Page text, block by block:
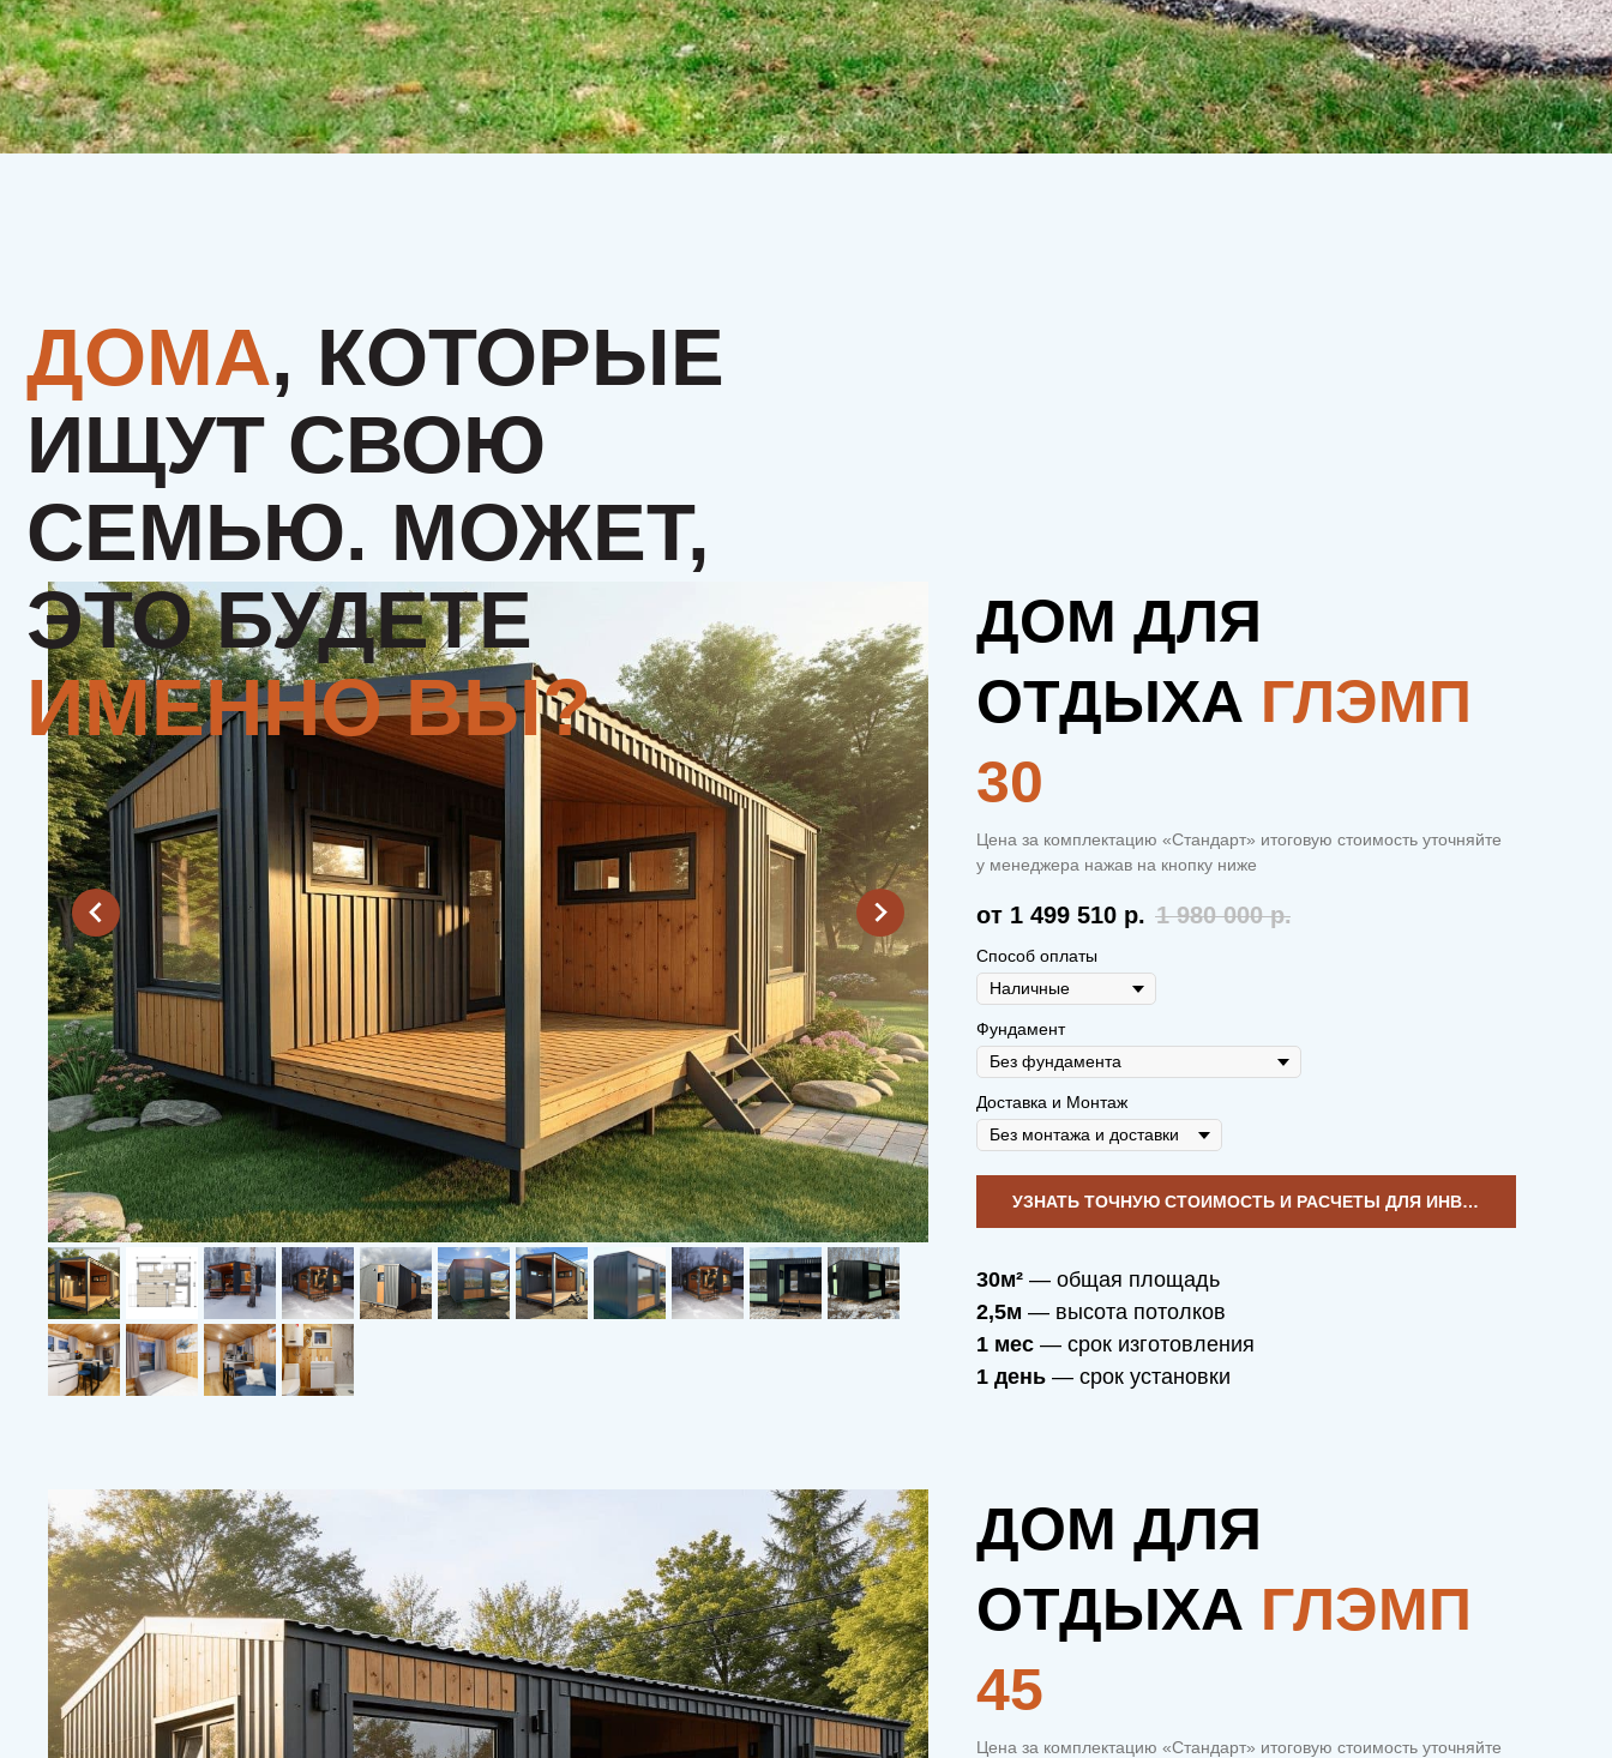
СЕМЬЮ. МОЖЕТ,
ЭТО БУДЕТЕ
ИМЕННО ВЫ?
ДОМ ДЛЯ
ОТДЫХА ГЛЭМП
30
Цена за комплектацию «Стандарт» итоговую стоимость уточняйте
у менеджера нажав на кнопку ниже
от 1 499 510 р. 1 980 000 р.
Способ оплаты
Фундамент
Доставка и Монтаж
УЗНАТЬ ТОЧНУЮ СТОИМОСТЬ И РАСЧЕТЫ ДЛЯ ИНВЕСТИЦИЙ
30м² — общая площадь
2,5м — высота потолков
1 мес — срок изготовления
1 день — срок установки
ДОМ ДЛЯ
ОТДЫХА ГЛЭМП
45
Цена за комплектацию «Стандарт» итоговую стоимость уточняйте